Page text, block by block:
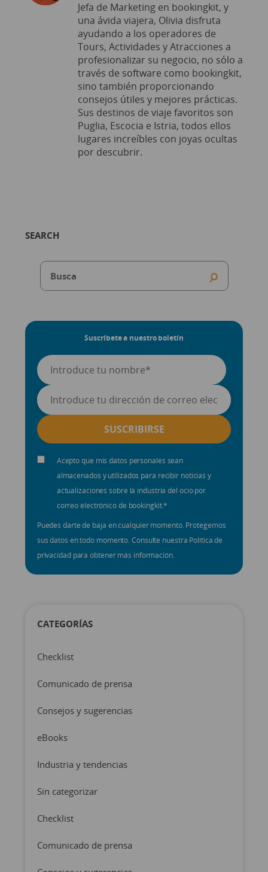
SEARCH
Suscríbete a nuestro boletín
Acepto que mis datos personales sean
almacenados y utilizados para recibir noticias y
actualizaciones sobre la industria del ocio por
correo electrónico de bookingkit.*
Puedes darte de baja en cualquier momento. Protegemos
sus datos en todo momento. Consulte nuestra Política de
privacidad para obtener más información.
CATEGORÍAS
Checklist
Comunicado de prensa
Consejos y sugerencias
eBooks
Industria y tendencias
Sin categorizar
Checklist
Comunicado de prensa
Jefa de Marketing en bookingkit, y
una ávida viajera, Olivia disfruta
ayudando a los operadores de
Tours, Actividades y Atracciones a
profesionalizar su negocio, no sólo a
través de software como bookingkit,
sino también proporcionando
consejos útiles y mejores prácticas.
Sus destinos de viaje favoritos son
Puglia, Escocia e Istria, todos ellos
lugares increíbles con joyas ocultas
por descubrir.